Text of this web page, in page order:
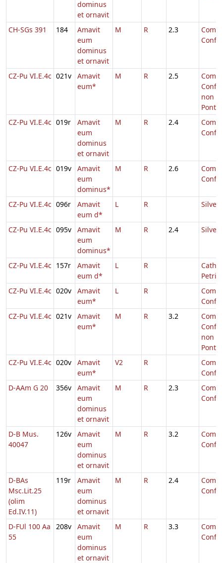
dominus
et ornavit
CH-SGs 391 184
Amavit
eum
dominus
et ornavit
M R 2.3
CZ-Pu VI.E.4c 021v
Amavit
eum*
M R 2.5
non
CZ-Pu VI.E.4c 019r
Amavit
eum
dominus
et ornavit
M R 2.4
CZ-Pu VI.E.4c 019v
Amavit
eum
dominus*
M R 2.6
CZ-Pu VI.E.4c 096r
Amavit
eum d*
L R
CZ-Pu VI.E.4c 095v
Amavit
eum
dominus*
M R 2.4
CZ-Pu VI.E.4c 157r
Amavit
eum d*
L R
Petri
CZ-Pu VI.E.4c 020v
Amavit
eum*
L R
CZ-Pu VI.E.4c 021v
Amavit
eum*
M R 3.2
non
CZ-Pu VI.E.4c 020v
Amavit
eum*
V2 R
D-AAm G 20
356v
Amavit
eum
dominus
et ornavit
M R 2.3
D-B Mus.
40047
126v
Amavit
eum
dominus
et ornavit
M R 3.2
D-BAs
Msc.Lit.25
(olim
Ed.IV.11)
119r
Amavit
eum
dominus
et ornavit
M R 2.4
D-FUl 100 Aa
55
208v
Amavit
eum
dominus
et ornavit
M R 3.3